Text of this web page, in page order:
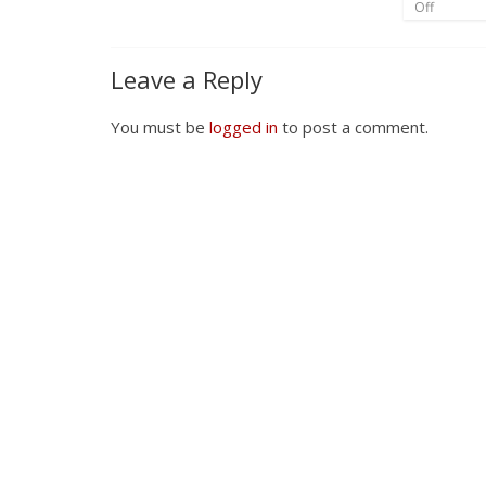
Off
Leave a Reply
You must be logged in to post a comment.